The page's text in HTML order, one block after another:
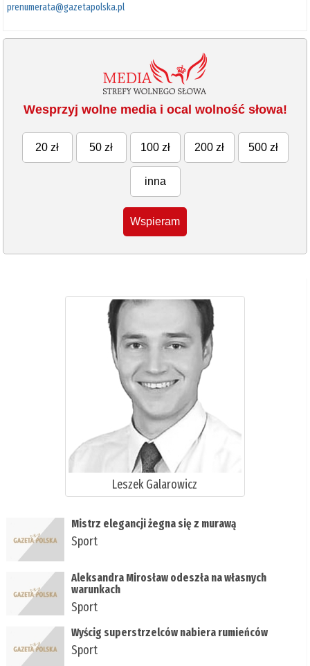
prenumerata@gazetapolska.pl
Wesprzyj wolne media i ocal wolność słowa!
20 zł 50 zł 100 zł 200 zł 500 zł
inna
Wspieram
Leszek Galarowicz
Mistrz elegancji żegna się z murawą
Sport
Aleksandra Mirosław odeszła na własnych
warunkach
Sport
Wyścig superstrzelców nabiera rumieńców
Sport